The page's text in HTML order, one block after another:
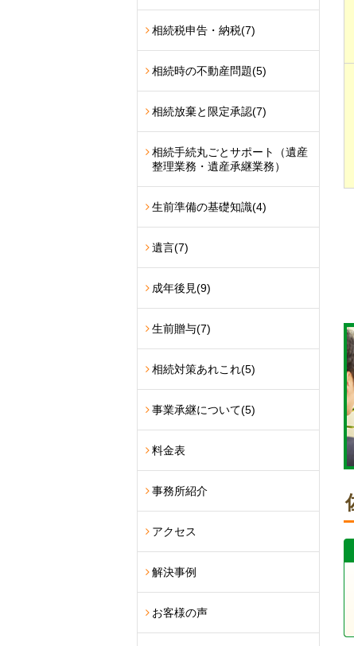
相続税申告・納税(7)
相続時の不動産問題(5)
相続放棄と限定承認(7)
相続手続丸ごとサポート（遺産
整理業務・遺産承継業務）
生前準備の基礎知識(4)
遺言(7)
成年後見(9)
生前贈与(7)
相続対策あれこれ(5)
事業承継について(5)
料金表
事務所紹介
アクセス
解決事例
お客様の声